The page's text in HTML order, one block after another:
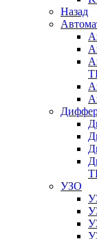
Назад
УЗО